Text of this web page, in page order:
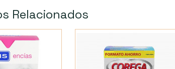
Relacionados